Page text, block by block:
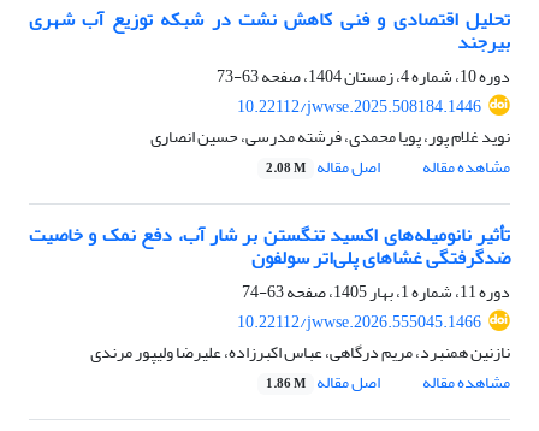
تحلیل اقتصادی و فنی کاهش نشت در شبکه‌ توزیع آب شهری
بیرجند
دوره 10، شماره 4، زمستان 1404، صفحه
63-73
10.22112/jwwse.2025.508184.1446
نوید غلام پور، پویا محمدی، فرشته مدرسی، حسین انصاری
مشاهده مقاله
اصل مقاله 2.08 M
تأثیر نانومیله‌های اکسید تنگستن بر شار آب، دفع نمک و خاصیت
ضدگرفتگی غشاهای پلی‌اتر سولفون
دوره 11، شماره 1، بهار 1405، صفحه
63-74
10.22112/jwwse.2026.555045.1466
نازنین همنبرد، مریم درگاهی، عباس اکبرزاده، علیرضا ولیپور مرندی
مشاهده مقاله
اصل مقاله 1.86 M